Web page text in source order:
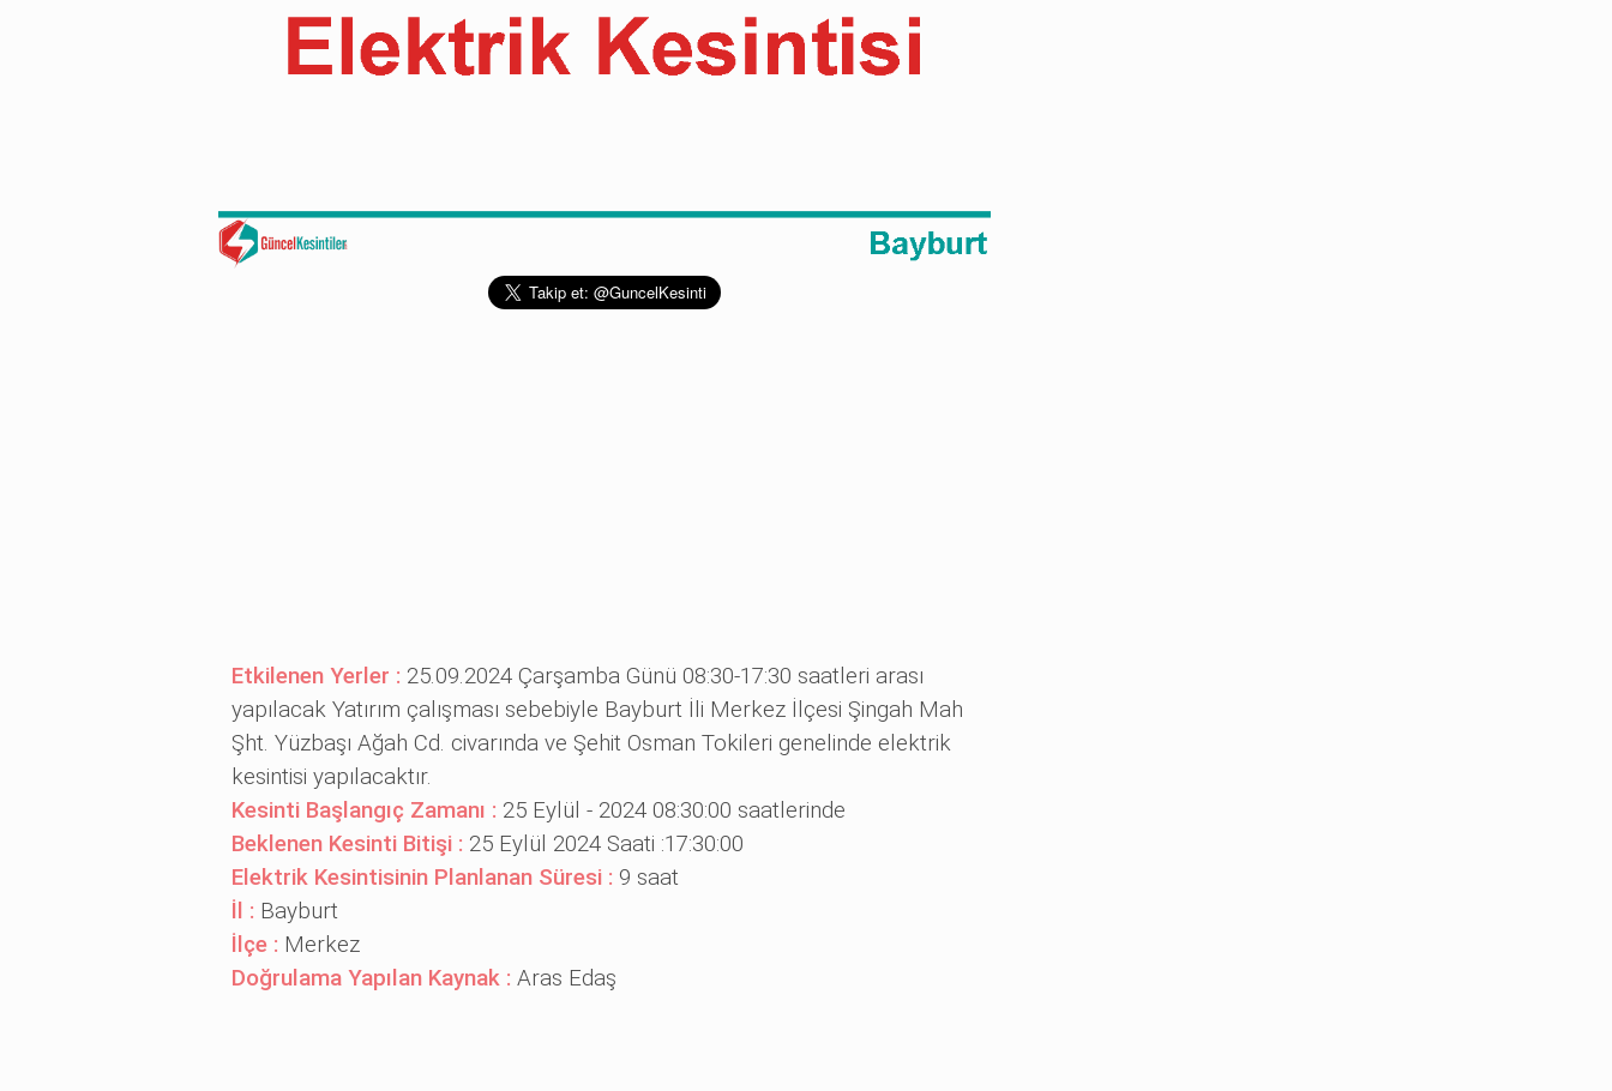
Etkilenen Yerler : 25.09.2024 Çarşamba Günü 08:30-17:30 saatleri arası
yapılacak Yatırım çalışması sebebiyle Bayburt İli Merkez İlçesi Şingah Mah
Şht. Yüzbaşı Ağah Cd. civarında ve Şehit Osman Tokileri genelinde elektrik
kesintisi yapılacaktır.
Kesinti Başlangıç Zamanı : 25 Eylül - 2024 08:30:00 saatlerinde
Beklenen Kesinti Bitişi : 25 Eylül 2024 Saati :17:30:00
Elektrik Kesintisinin Planlanan Süresi : 9 saat
İl : Bayburt
İlçe : Merkez
Doğrulama Yapılan Kaynak : Aras Edaş